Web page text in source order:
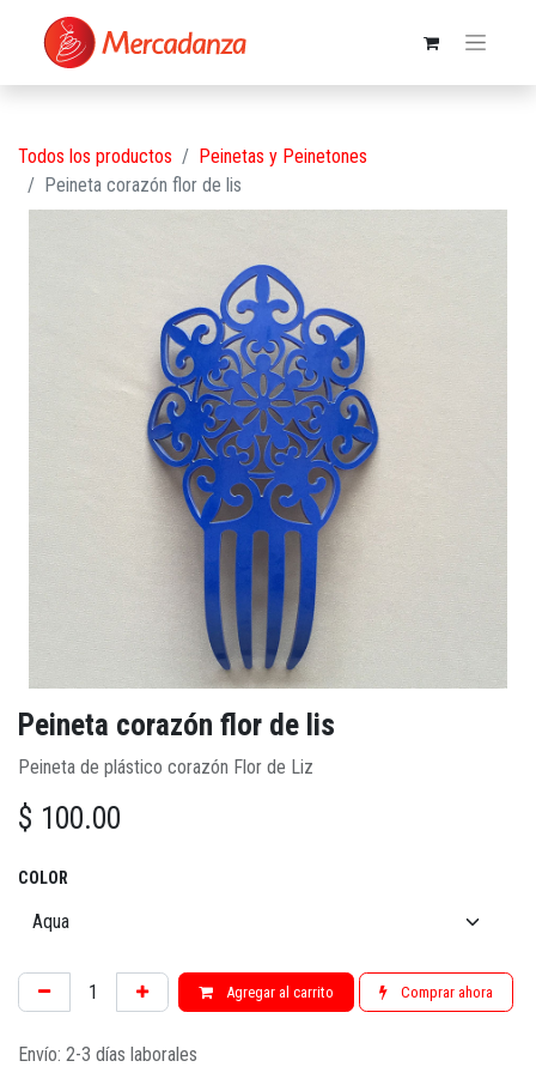
Todos los productos
Peinetas y Peinetones
Peineta corazón flor de lis
Peineta corazón flor de lis
Peineta de plástico corazón Flor de Liz
$ 100.00
COLOR
Agregar al carrito Comprar ahora
Envío: 2-3 días laborales